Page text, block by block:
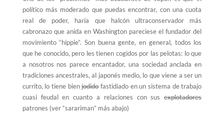
político más moderado que puedas encontrar, con una cuota
real de poder, haría que halcón ultraconservador más
cabronazo que anida en Washington pareciese el fundador del
movimiento “hippie”. Son buena gente, en general, todos los
que he conocido, pero les tienen cogidos por las pelotas: lo que
a nosotros nos parece encantador, una sociedad anclada en
tradiciones ancestrales, al japonés medio, lo que viene a ser un
currito, lo tiene bienjodidofastidiado en un sistema de trabajo
cuasi feudal en cuanto a relaciones con susexplotadores
patrones (ver “sarariman” más abajo)